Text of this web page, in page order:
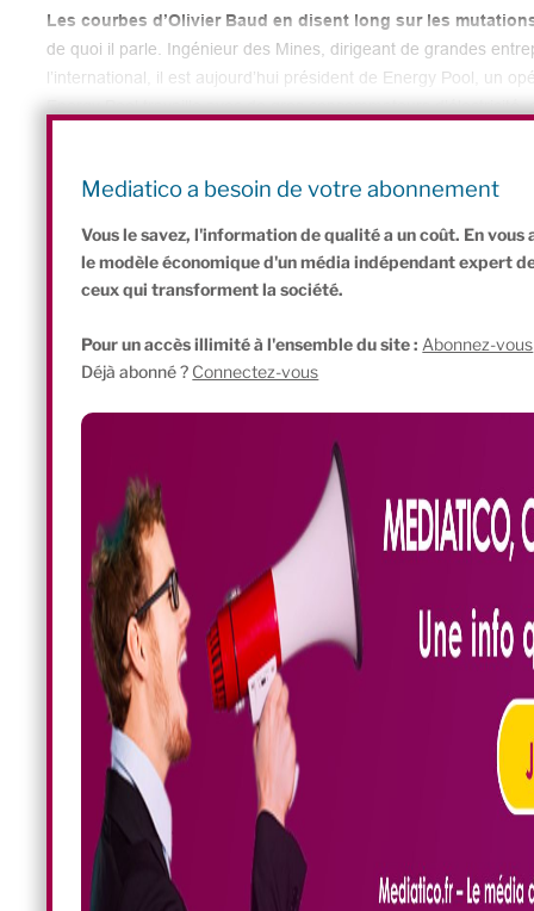
Les courbes d’Olivier Baud en disent long sur les
de quoi il parle. Ingénieur des Mines, dirigeant de grandes
l’international, il est aujourd’hui président de Energy Pool, un
Energy Pool travaille avec de gros consommateurs d’électricité,
Mediatico a besoin de votre abonnement
Vous le savez, l'information de qualité a un coût. En
le modèle économique d'un média indépendant expert
ceux qui transforment la société.
Pour un accès illimité à l'ensemble du site : Abonnez-vous
Déjà abonné ? Connectez-vous